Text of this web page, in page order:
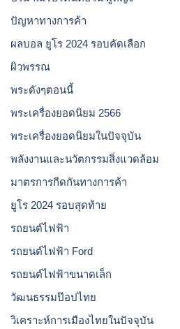
ปัญหาทางการค้า
ผลบอล ยูโร 2024 รอบคัดเลือก
ผิวพรรณ
พระดังๆตอนนี้
พระเครื่องยอดนิยม 2566
พระเครื่องยอดนิยมในปัจจุบัน
พลังงานและนวัตกรรมสิ่งแวดล้อม
มาตรการกีดกันทางการค้า
ยูโร 2024 รอบสุดท้าย
รถยนต์ไฟฟ้า
รถยนต์ไฟฟ้า Ford
รถยนต์ไฟฟ้าขนาดเล็ก
วัฒนธรรมป๊อปไทย
วิเคราะห์การเมืองไทยในปัจจุบัน